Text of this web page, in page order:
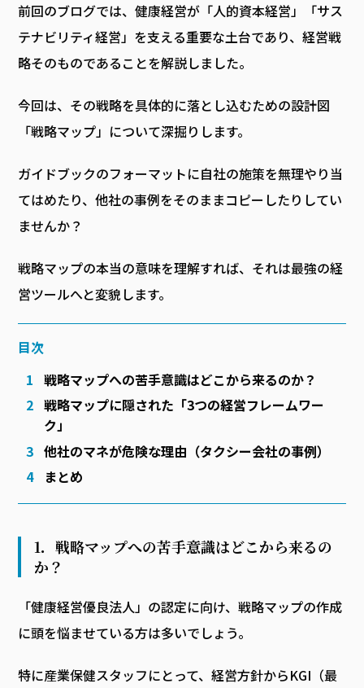
前回のブログでは、健康経営が「人的資本経営」「サス
テナビリティ経営」を支える重要な土台であり、経営戦
略そのものであることを解説しました。
今回は、その戦略を具体的に落とし込むための設計図
「戦略マップ」について深掘りします。
ガイドブックのフォーマットに自社の施策を無理やり当
てはめたり、他社の事例をそのままコピーしたりしてい
ませんか？
戦略マップの本当の意味を理解すれば、それは最強の経
営ツールへと変貌します。
目次
戦略マップへの苦手意識はどこから来るのか？
戦略マップに隠された「3つの経営フレームワー
ク」
他社のマネが危険な理由（タクシー会社の事例）
まとめ
1．戦略マップへの苦手意識はどこから来るの
か？
「健康経営優良法人」の認定に向け、戦略マップの作成
に頭を悩ませている方は多いでしょう。
特に産業保健スタッフにとって、経営方針からKGI（最